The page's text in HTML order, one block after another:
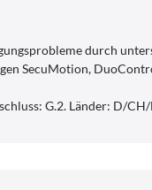
durch
SecuMotion,
G.2. Länder: D/